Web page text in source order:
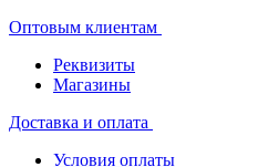
Оптовым клиентам
Реквизиты
Магазины
Доставка и оплата
Условия оплаты